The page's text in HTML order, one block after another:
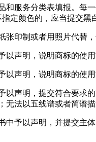
服务分类表填报。每
定颜色的，应当提交黑
印制或者用照片代替
声明，说明商标的使
声明，说明商标的使用
以声明，提交符合要求
法以五线谱或者简谱
予以声明，并提交主